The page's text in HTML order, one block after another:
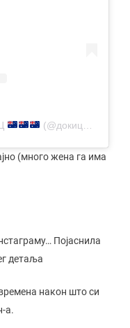
(@докиц_јелена)
(много жена га има
Појаснила
детаља
након што си
а.